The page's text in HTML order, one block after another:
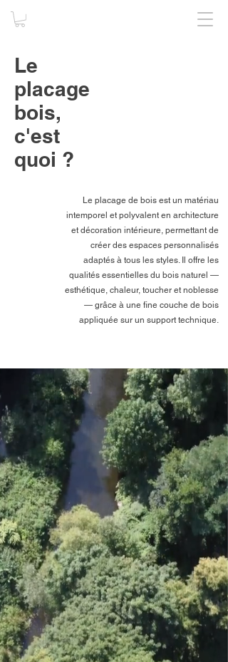
Le
placage
bois,
c'est
quoi ?
Le placage de bois est un matériau
intemporel et polyvalent en architecture
et décoration intérieure, permettant de
créer des espaces personnalisés
adaptés à tous les styles. Il offre les
qualités essentielles du bois naturel —
esthétique, chaleur, toucher et noblesse
— grâce à une fine couche de bois
appliquée sur un support technique.